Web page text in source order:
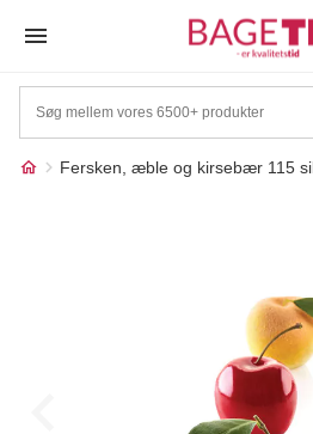
Fersken, æble og kirsebær 115